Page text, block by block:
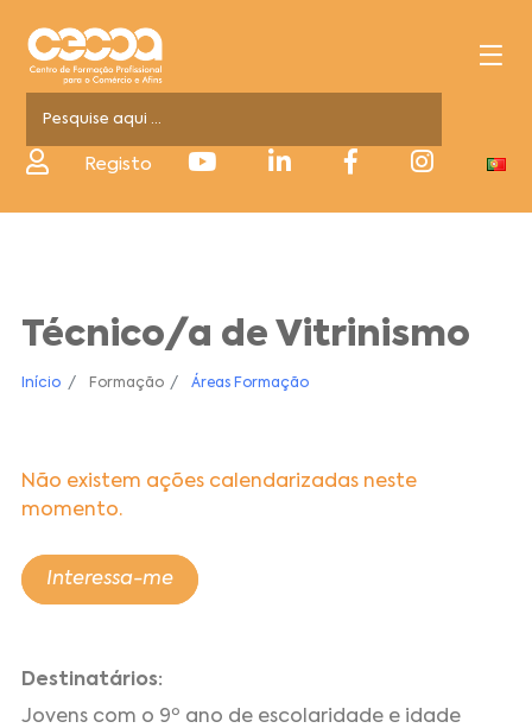
Registo
Técnico/a de Vitrinismo
Início Formação Áreas Formação
Não existem ações calendarizadas neste
momento.
Interessa-me
Destinatários:
Jovens com o 9º ano de escolaridade e idade